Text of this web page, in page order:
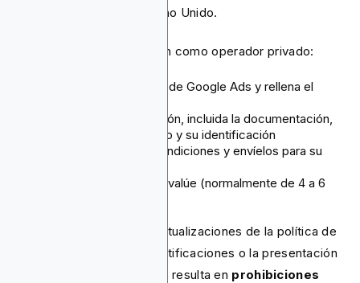
Comisión de Juego del Reino Unido.
Para solicitar la certificación como operador privado:
Visita el Centro de ayuda de Google Ads y rellena el
Proporcione su información, incluida la documentación,
como su licencia de juego y su identificación
Acepte los términos y condiciones y envíelos para su
Espere a que Google lo evalúe (normalmente de 4 a 6
Según las actualizaciones de la política de
2025, la falsificación de certificaciones o la presentación
de documentación inexacta resulta en prohibiciones